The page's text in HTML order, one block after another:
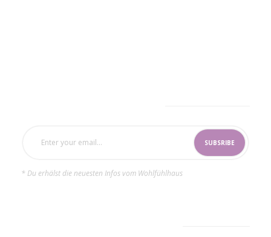
* Du erhälst die neuesten Infos vom Wohlfühlhaus